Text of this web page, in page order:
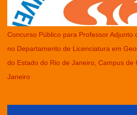
Concurso Público para Professor Adjunto
no Departamento de Licenciatura em
do Estado do Rio de Janeiro, Campus de
Janeiro